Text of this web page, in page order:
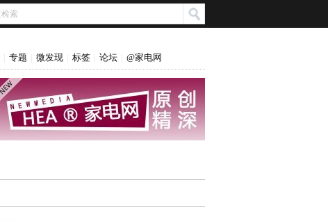
专题 微发现 标签 论坛 @家电网